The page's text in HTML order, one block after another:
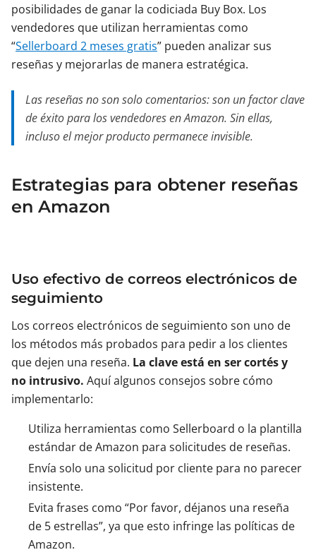
posibilidades de ganar la codiciada Buy Box. Los
vendedores que utilizan herramientas como
“Sellerboard 2 meses gratis” pueden analizar sus
reseñas y mejorarlas de manera estratégica.
Las reseñas no son solo comentarios: son un factor clave
de éxito para los vendedores en Amazon. Sin ellas,
incluso el mejor producto permanece invisible.
Estrategias para obtener reseñas
en Amazon
Uso efectivo de correos electrónicos de
seguimiento
Los correos electrónicos de seguimiento son uno de
los métodos más probados para pedir a los clientes
que dejen una reseña. La clave está en ser cortés y
no intrusivo. Aquí algunos consejos sobre cómo
implementarlo:
Utiliza herramientas como Sellerboard o la plantilla
estándar de Amazon para solicitudes de reseñas.
Envía solo una solicitud por cliente para no parecer
insistente.
Evita frases como “Por favor, déjanos una reseña
de 5 estrellas”, ya que esto infringe las políticas de
Amazon.